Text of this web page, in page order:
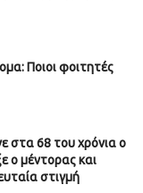
Ποιοι φοιτητές
στα 68 του χρόνια ο
ο μέντορας και
στιγμή